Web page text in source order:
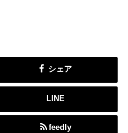
シェア
LINE
feedly